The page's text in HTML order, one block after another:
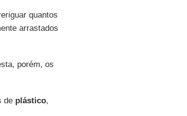
quantos
arrastados
porém, os
de plástico,